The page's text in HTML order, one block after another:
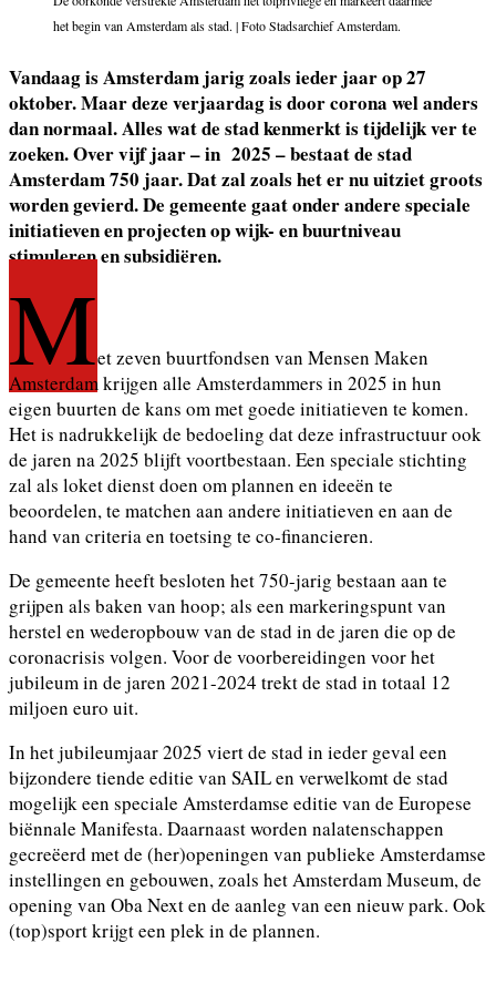
het begin van Amsterdam als stad. | Foto Stadsarchief Amsterdam.
Vandaag is Amsterdam jarig zoals ieder jaar op 27
oktober. Maar deze verjaardag is door corona wel anders
dan normaal. Alles wat de stad kenmerkt is tijdelijk ver te
zoeken. Over vijf jaar – in 2025 – bestaat de stad
Amsterdam 750 jaar. Dat zal zoals het er nu uitziet groots
worden gevierd. De gemeente gaat onder andere speciale
initiatieven en projecten op wijk- en buurtniveau
stimuleren en subsidiëren.
Met zeven buurtfondsen van Mensen Maken
Amsterdam krijgen alle Amsterdammers in 2025 in hun
eigen buurten de kans om met goede initiatieven te komen.
Het is nadrukkelijk de bedoeling dat deze infrastructuur ook
de jaren na 2025 blijft voortbestaan. Een speciale stichting
zal als loket dienst doen om plannen en ideeën te
beoordelen, te matchen aan andere initiatieven en aan de
hand van criteria en toetsing te co-financieren.
De gemeente heeft besloten het 750-jarig bestaan aan te
grijpen als baken van hoop; als een markeringspunt van
herstel en wederopbouw van de stad in de jaren die op de
coronacrisis volgen. Voor de voorbereidingen voor het
jubileum in de jaren 2021-2024 trekt de stad in totaal 12
miljoen euro uit.
In het jubileumjaar 2025 viert de stad in ieder geval een
bijzondere tiende editie van SAIL en verwelkomt de stad
mogelijk een speciale Amsterdamse editie van de Europese
biënnale Manifesta. Daarnaast worden nalatenschappen
gecreëerd met de (her)openingen van publieke Amsterdamse
instellingen en gebouwen, zoals het Amsterdam Museum, de
opening van Oba Next en de aanleg van een nieuw park. Ook
(top)sport krijgt een plek in de plannen.